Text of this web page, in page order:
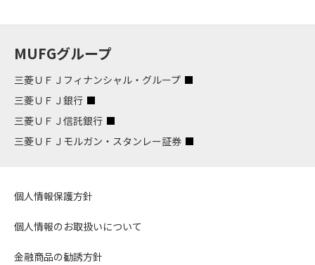
MUFGグループ
三菱ＵＦＪフィナンシャル・グループ
三菱ＵＦＪ銀行
三菱ＵＦＪ信託銀行
三菱ＵＦＪモルガン・スタンレー証券
個人情報保護方針
個人情報のお取扱いについて
金融商品の勧誘方針